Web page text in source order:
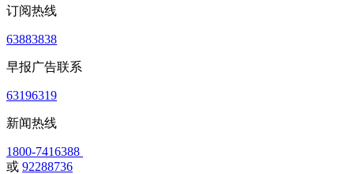
订阅热线
63883838
早报广告联系
63196319
新闻热线
1800-7416388
或 92288736